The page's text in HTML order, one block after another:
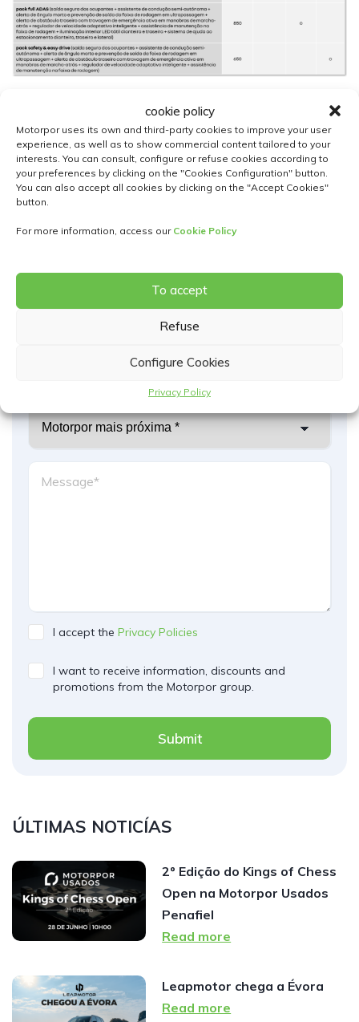
cookie policy
Motorpor uses its own and third-party cookies to improve your user
experience, as well as to show commercial content tailored to your
interests. You can consult, configure or refuse cookies according to
your preferences by clicking on the "Cookies Configuration" button.
You can also accept all cookies by clicking on the "Accept Cookies"
button.
For more information, access our Cookie Policy
To accept
Refuse
Configure Cookies
Privacy Policy
Pedir mais Informações
I accept the Privacy Policies
I want to receive information, discounts and
promotions from the Motorpor group.
Submit
ÚLTIMAS NOTICÍAS
2º Edição do Kings of Chess
Open na Motorpor Usados
Penafiel
Read more
Leapmotor chega a Évora
Read more